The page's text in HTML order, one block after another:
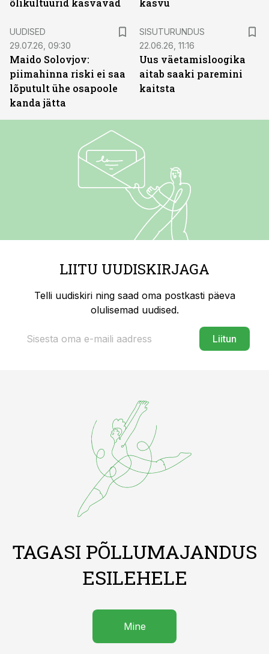
õlikultuurid kasvavad
kasvu
UUDISED
29.07.26, 09:30
Maido Solovjov:
piimahinna riski ei saa
lõputult ühe osapoole
kanda jätta
SISUTURUNDUS
22.06.26, 11:16
Uus väetamisloogika
aitab saaki paremini
kaitsta
LIITU UUDISKIRJAGA
Telli uudiskiri ning saad oma postkasti päeva
olulisemad uudised.
Liitun
TAGASI PÕLLUMAJANDUS
ESILEHELE
Mine